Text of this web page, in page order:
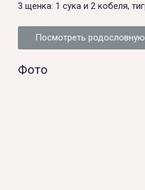
3 щенка: 1 сука и 2 кобеля,
Посмотреть родословную
Фото